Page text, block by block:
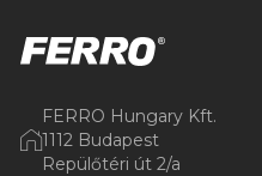
FERRO Hungary Kft.
1112 Budapest
Repülőtéri út 2/a